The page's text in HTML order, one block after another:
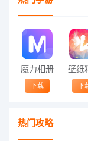
魔力相册
下载
壁纸
下
热门攻略